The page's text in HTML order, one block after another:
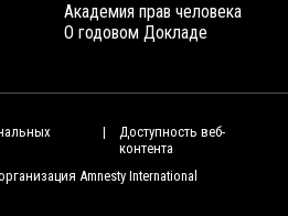
Академия прав человека
О годовом Докладе
Доступность веб-
контента
Amnesty International